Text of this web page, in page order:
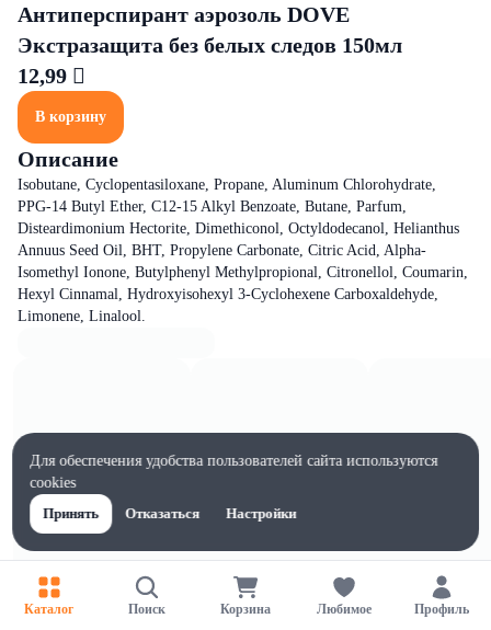
Антиперспирант аэрозоль DOVE
Экстразащита без белых следов 150мл
12,99 
В корзину
Описание
Isobutane, Cyclopentasiloxane, Propane, Aluminum Chlorohydrate,
PPG-14 Butyl Ether, C12-15 Alkyl Benzoate, Butane, Parfum,
Disteardimonium Hectorite, Dimethiconol, Octyldodecanol, Helianthus
Annuus Seed Oil, BHT, Propylene Carbonate, Citric Acid, Alpha-
Isomethyl Ionone, Butylphenyl Methylpropional, Citronellol, Coumarin,
Hexyl Cinnamal, Hydroxyisohexyl 3-Cyclohexene Carboxaldehyde,
Limonene, Linalool.
Каталог Поиск Корзина Любимое Профиль
Для обеспечения удобства пользователей сайта используются
cookies
Принять
Отказаться Настройки